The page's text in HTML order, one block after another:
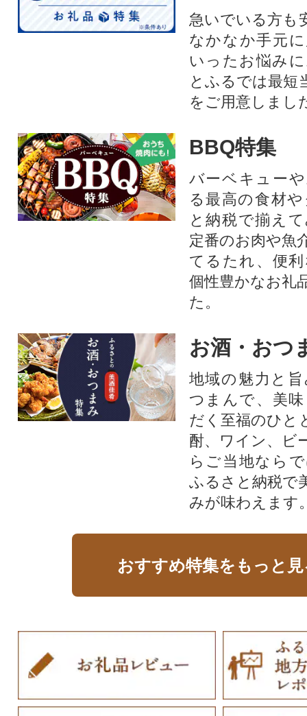
急いでいる方も
なかなか手元
いったお悩み
とふるでは最短
をご用意しまし
BBQ特集
バーベキュー
る最高の食材
と納税で揃え
定番のお肉や魚
てるたれ、便
個性豊かなお礼
た。
お酒・おつ
地域の魅力と
つまんで、美
だく至福のひと
酎、ワイン、ビ
らご当地なら
ふるさと納税で
みが味わえます
おすすめ特集をもっと